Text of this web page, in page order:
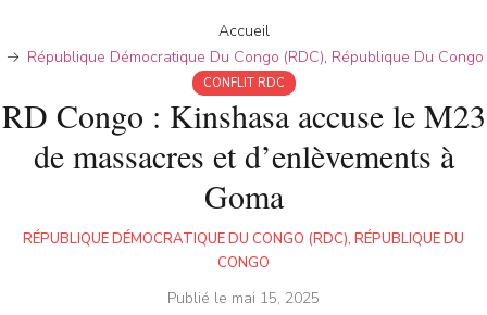
Accueil
République Démocratique Du Congo (RDC), République Du Congo
CONFLIT RDC
RD Congo : Kinshasa accuse le M23
de massacres et d’enlèvements à
Goma
RÉPUBLIQUE DÉMOCRATIQUE DU CONGO (RDC), RÉPUBLIQUE DU
CONGO
Publié le mai 15, 2025